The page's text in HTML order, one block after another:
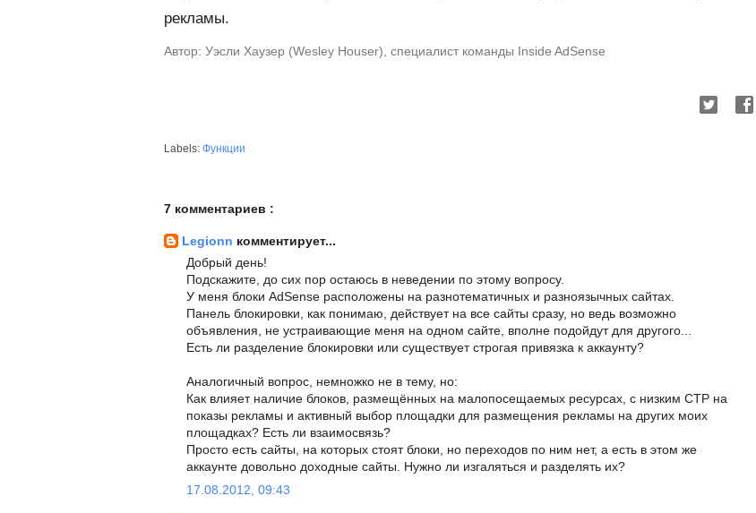
рекламы.
Автор: Уэсли Хаузер (Wesley Houser), специалист команды Inside AdSense
Labels: Функции
7 комментариев :
Legionn комментирует...
Добрый день!
Подскажите, до сих пор остаюсь в неведении по этому вопросу.
У меня блоки AdSense расположены на разнотематичных и разноязычных сайтах.
Панель блокировки, как понимаю, действует на все сайты сразу, но ведь возможно
объявления, не устраивающие меня на одном сайте, вполне подойдут для другого...
Есть ли разделение блокировки или существует строгая привязка к аккаунту?
Аналогичный вопрос, немножко не в тему, но:
Как влияет наличие блоков, размещённых на малопосещаемых ресурсах, с низким СТР на
показы рекламы и активный выбор площадки для размещения рекламы на других моих
площадках? Есть ли взаимосвязь?
Просто есть сайты, на которых стоят блоки, но переходов по ним нет, а есть в этом же
аккаунте довольно доходные сайты. Нужно ли изгаляться и разделять их?
17.08.2012, 09:43